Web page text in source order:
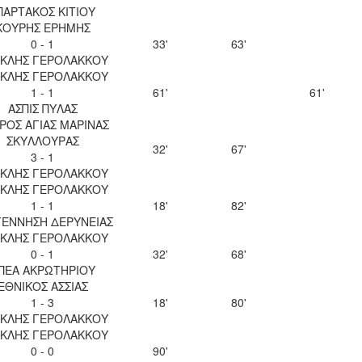
ΚΙΤΙΟΥ
ΕΡΗΜΗΣ
0 - 1
ΓΕΡΟΛΑΚΚΟΥ
33'
63'
ΓΕΡΟΛΑΚΚΟΥ
1 - 1
ΑΣΠΙΣ ΠΥΛΑΣ
61'
61'
ΑΓΙΑΣ ΜΑΡΙΝΑΣ
ΣΚΥΛΛΟΥΡΑΣ
3 - 1
ΓΕΡΟΛΑΚΚΟΥ
32' 67'
ΓΕΡΟΛΑΚΚΟΥ
1 - 1
ΔΕΡΥΝΕΙΑΣ
18'
82'
ΓΕΡΟΛΑΚΚΟΥ
0 - 1
ΑΚΡΩΤΗΡΙΟΥ
32'
68'
ΑΣΣΙΑΣ
1 - 3
ΓΕΡΟΛΑΚΚΟΥ
18'
80'
ΓΕΡΟΛΑΚΚΟΥ
0 - 0
90'